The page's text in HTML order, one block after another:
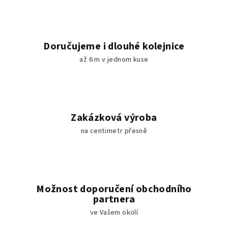
Doručujeme i dlouhé kolejnice
až 6 m v jednom kuse
Zakázková výroba
na centimetr přesně
Možnost doporučení obchodního
partnera
ve Vašem okolí